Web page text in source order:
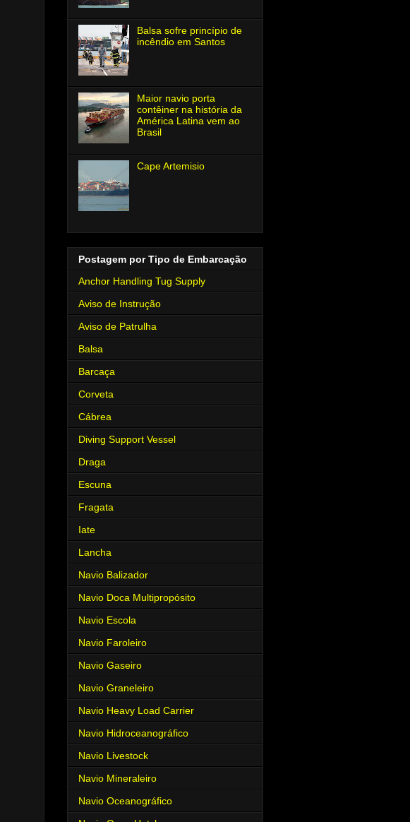
Balsa sofre princípio de
incêndio em Santos
Maior navio porta
contêiner na história da
América Latina vem ao
Brasil
Cape Artemisio
Postagem por Tipo de Embarcação
Anchor Handling Tug Supply
Aviso de Instrução
Aviso de Patrulha
Balsa
Barcaça
Corveta
Cábrea
Diving Support Vessel
Draga
Escuna
Fragata
Iate
Lancha
Navio Balizador
Navio Doca Multipropósito
Navio Escola
Navio Faroleiro
Navio Gaseiro
Navio Graneleiro
Navio Heavy Load Carrier
Navio Hidroceanográfico
Navio Livestock
Navio Mineraleiro
Navio Oceanográfico